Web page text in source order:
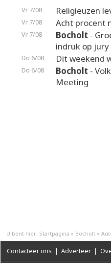
Vr 7/08 Religieuzen
Vr 7/08 Acht procent
Vr 7/08 Bocholt -
indruk op jury
Do 6/08 Dit weekend
Do 6/08 Bocholt -
Meeting
U bent hier: Startpagina » Bocholt »
Contacteer ons | Adverteer |